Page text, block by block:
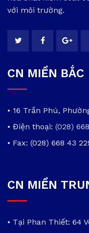
với môi trường.
CN MIỀN BẮC
• 16 Trần Phú,
• Điện thoại: (028)
• Fax: (028) 668 43
CN MIỀN
• Tại Phan Thiết: 64